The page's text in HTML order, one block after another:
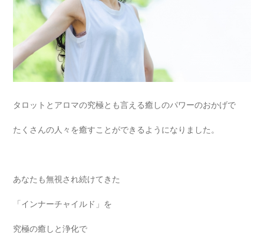
タロットとアロマの究極とも言える癒しのパワーのおかげで
たくさんの人々を癒すことができるようになりました。
あなたも無視され続けてきた
「インナーチャイルド」を
究極の癒しと浄化で